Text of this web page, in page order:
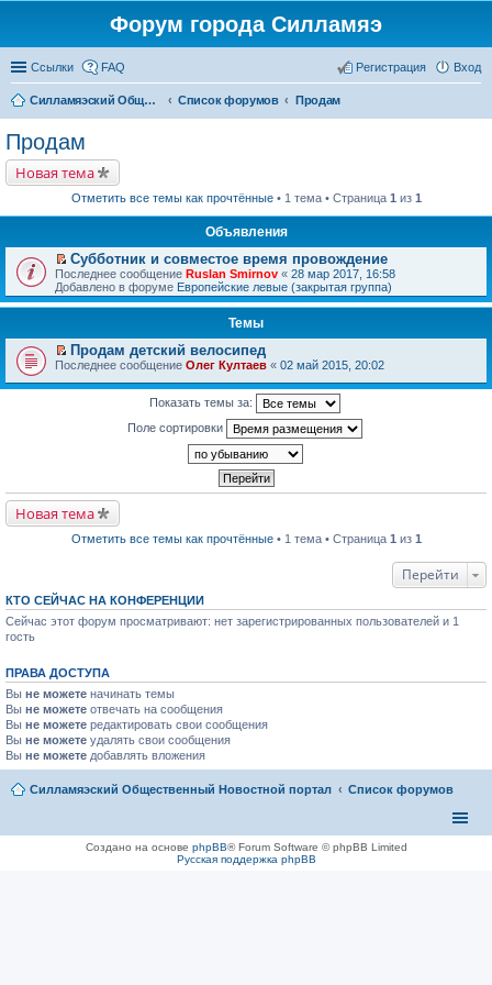
Форум города Силламяэ
Ссылки FAQ Вход
Регистрация
Силламяэский Общественный Новостной портал Список форумов Продам
Продам
Новая тема
Отметить все темы как прочтённые• 1 тема • Страница 1 из 1
Объявления
П
е
р
е
т
и
к
е
п
о
ч
н
о
м
о
о
б
щ
н
и
ю
Субботник и совместое время провождение
Последнее сообщение Ruslan Smirnov « 28 мар 2017, 16:58
Добавлено в форуме Европейские левые (закрытая группа)
Темы
П
р
р
о
м
у
р
о
ч
н
н
о
м
у
с
о
о
щ
и
Продам детский велосипед
Последнее сообщение Олег Култаев « 02 май 2015, 20:02
Показать темы за:
Поле сортировки
Новая тема
Отметить все темы как прочтённые• 1 тема • Страница 1 из 1
Перейти
КТО СЕЙЧАС НА КОНФЕРЕНЦИИ
Сейчас этот форум просматривают: нет зарегистрированных пользователей и 1
гость
ПРАВА ДОСТУПА
Вы не можете начинать темы
Вы не можете отвечать на сообщения
Вы не можете редактировать свои сообщения
Вы не можете удалять свои сообщения
Вы не можете добавлять вложения
Силламяэский Общественный Новостной портал Список форумов
Создано на основе phpBB® Forum Software © phpBB Limited
Русская поддержка phpBB